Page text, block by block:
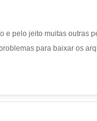
e pelo jeito muitas outras
para baixar os